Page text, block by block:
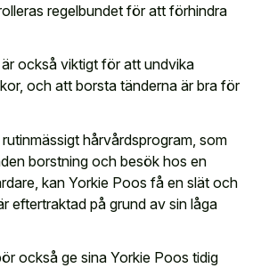
regelbundet för att förhindra
också viktigt för att undvika
och att borsta tänderna är bra för
hårvårdsprogram, som
borstning och besök hos en
kan Yorkie Poos få en slät och
eftertraktad på grund av sin låga
också ge sina Yorkie Poos tidig